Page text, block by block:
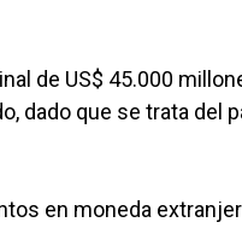
de US$ 45.000
dado que se trata del
en moneda